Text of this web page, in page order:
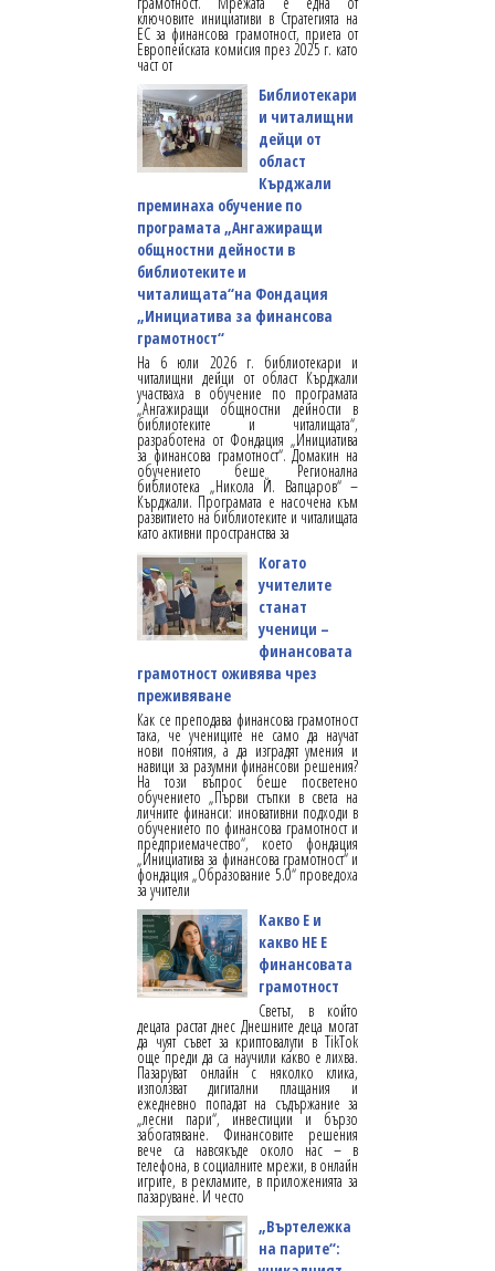
ключовите инициативи в Стратегията на
ЕС за финансова грамотност, приета от
Европейската комисия през 2025 г. като
част от
Библиотекари
и читалищни
дейци от
област
Кърджали
преминаха обучение по
програмата „Ангажиращи
общностни дейности в
библиотеките и
читалищата“на Фондация
„Инициатива за финансова
грамотност“
На 6 юли 2026 г. библиотекари и
читалищни дейци от област Кърджали
участваха в обучение по програмата
„Ангажиращи общностни дейности в
библиотеките и читалищата“,
разработена от Фондация „Инициатива
за финансова грамотност“. Домакин на
обучението беше Регионална
библиотека „Никола Й. Вапцаров“ –
Кърджали. Програмата е насочена към
развитието на библиотеките и читалищата
като активни пространства за
Когато
учителите
станат
ученици –
финансовата
грамотност оживява чрез
преживяване
Как се преподава финансова грамотност
така, че учениците не само да научат
нови понятия, а да изградят умения и
навици за разумни финансови решения?
На този въпрос беше посветено
обучението „Първи стъпки в света на
личните финанси: иновативни подходи в
обучението по финансова грамотност и
предприемачество“, което фондация
„Инициатива за финансова грамотност“ и
фондация „Образование 5.0“ проведоха
за учители
Какво Е и
какво НЕ Е
финансовата
грамотност
Светът, в който
децата растат днес Днешните деца могат
да чуят съвет за криптовалути в TikTok
още преди да са научили какво е лихва.
Пазаруват онлайн с няколко клика,
използват дигитални плащания и
ежедневно попадат на съдържание за
„лесни пари“, инвестиции и бързо
забогатяване. Финансовите решения
вече са навсякъде около нас – в
телефона, в социалните мрежи, в онлайн
игрите, в рекламите, в приложенията за
пазаруване. И често
„Въртележка
на парите“: